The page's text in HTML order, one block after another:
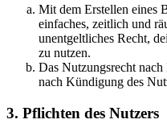
Mit dem Erstellen eines
einfaches, zeitlich und
unentgeltliches Recht,
zu nutzen.
Das Nutzungsrecht
nach Kündigung des
3. Pflichten des Nutzers